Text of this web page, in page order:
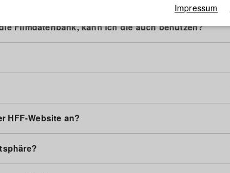
Filmdatenbank, kann ich die auch benutzen?
HFF-Website an?
Impressum